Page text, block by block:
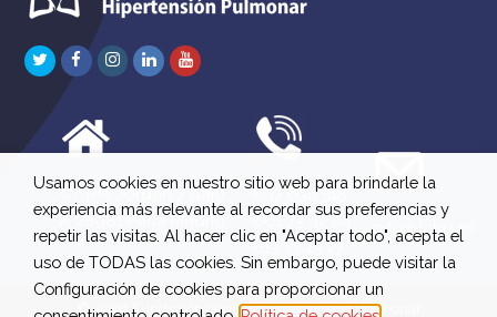
TwitterFacebook
Instagram
LinkedInYoutube
C/ Río Jordán 7 bajo
A 28981 Parla Madrid
647 630 515
661 73 42 04
613 22 15 27
info@fchp.es
© 2026 Fundación Contra la Hipertensión Pulmonar
Usamos cookies en nuestro sitio web para brindarle la
experiencia más relevante al recordar sus preferencias y
repetir las visitas. Al hacer clic en "Aceptar todo", acepta el
uso de TODAS las cookies. Sin embargo, puede visitar la
Configuración de cookies para proporcionar un